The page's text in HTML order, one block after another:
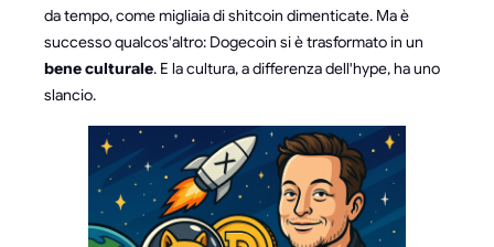
da tempo, come migliaia di shitcoin dimenticate. Ma è
successo qualcos'altro: Dogecoin si è trasformato in un
bene culturale. E la cultura, a differenza dell'hype, ha uno
slancio.